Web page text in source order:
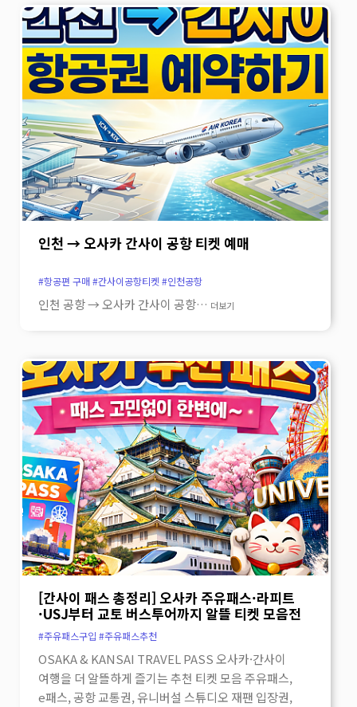
화려한 맛집이라기보다, 난바 여행 중 잠시 숨을
고르고 싶은 순간에 잘 어울리는 식당입니다.
야스카 신사와 함께 기억에 남는 조용한 오사카의
한 장면을 만들어 보세요.… 더보기
내공이 전해집니다. 천연 민물장어를 숯불에
정성껏 구워내는 곳 이곳은 쉽게 접하기 힘든 천연
민물장어를 장인의 손길로 손질해 숯불에
구워내는 곳입니다.매장 한편에서는 장어를 직접
손질하는 모습을 볼 수 있어, 재료에 대한
자신감과 깊은 신뢰가 자연스럽게 느껴집니다.
뚜껑을 여는 순간 퍼지는 윤기와 숯불 향 설레는
마음으로 덮밥 뚜껑을 여는 순간, 윤기 흐르는
장어가 그릇 가득 가지런히 놓여 있어 절로 감탄이
나옵니다.고슬고슬한 밥 사이로 스며든 특제
양념의 향, 숯의 그을음이 은은하게 밴 장어
씹을수록 입안 가득 살아나는 고소한 감칠맛이
싶은 날 오늘은 가격보다 맛과 만족도를 먼저
생각하고 싶다, 우메다에서 조금 더 특별한 한
맛이 우메다에서의 식사를 한층 더 품격 있게
만들어 줍니다. 이런 분께 추천합니다 장어를
좋아하는 분 천연 민물장어를 제대로 맛보고 싶은
분께 추천합니다. 우메다 여행자 우메키타 공원,
우메다 쇼핑, 도심 산책과 함께 특별한 식사를
즐기고 싶은 분께 잘 어울립니다. 특별한 한 끼를
찾는 분 가격보다 만족도와 완성도 높은 식사를
중요하게 생각하는 분께 추천드립니다. 위치 안내
우메다 우메키타 공원 근처에 위치해 있어 우메다
일정과 함께 들르기 좋습니다.번화가 중심에서
조금 더 특별한 식사를 찾고 있다면 충분히
기억해둘 만한 장소입니다. 우메다에서 만나는
품격 있는 장어 한 끼 스미야키 우나후지는
우메다의 하루를 조금 더 특별하게 마무리하고
싶은 날,기억해두기 좋은 장어 전문점입니다.
제대로 된 숯불 장어의 맛을 천천히 즐기고 싶은
분께 자신 있게 추천드립니다.… 더보기
인천 → 오사카 간사이 공항 티켓 예매
#항공편 구매 #간사이공항티켓 #인천공항
인천 공항 → 오사카 간사이 공항… 더보기
[간사이 패스 총정리] 오사카 주유패스·라피트
·USJ부터 교토 버스투어까지 알뜰 티켓 모음전
#주유패스구입 #주유패스추천
OSAKA & KANSAI TRAVEL PASS 오사카·간사이
여행을 더 알뜰하게 즐기는 추천 티켓 모음 주유패스,
e패스, 공항 교통권, 유니버설 스튜디오 재팬 입장권,